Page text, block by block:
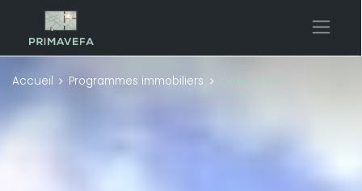
Accueil Programmes immobiliers Coeur Utrillo